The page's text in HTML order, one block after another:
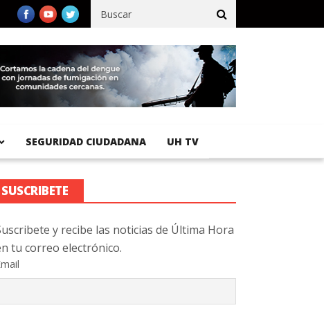
92 % de avance en obras de terracería
SEGURIDAD CIUDADANA UH TV
SUSCRIBETE
y recibe las noticias de Última Hora
tu correo electrónico.